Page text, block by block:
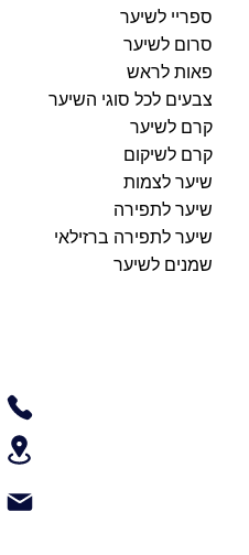
ספריי לשיער
סרום לשיער
פאות לראש
צבעים לכל סוגי השיער
קרם לשיער
קרם לשיקום
שיער לצמות
שיער לתפירה
שיער לתפירה ברזילאי
שמנים לשיער